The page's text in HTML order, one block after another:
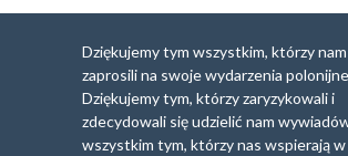
Dziękujemy tym wszystkim, którzy
zaprosili na swoje wydarzenia
Dziękujemy tym, którzy zaryzykowali i
zdecydowali się udzielić nam
wszystkim tym, którzy nas wspierają